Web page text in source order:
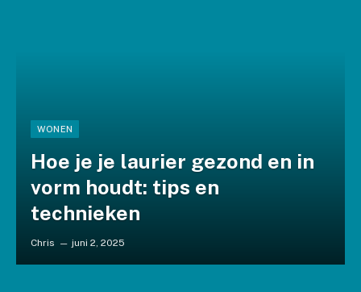
WONEN
Hoe je je laurier gezond en in
vorm houdt: tips en
technieken
Chris juni 2, 2025